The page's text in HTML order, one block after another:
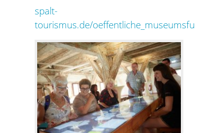
spalt-
tourismus.de/